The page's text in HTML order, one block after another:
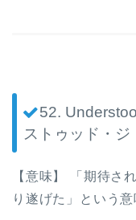
52.
ストゥッド・ジ
【意味】 「期待さ
り遂げた」という意